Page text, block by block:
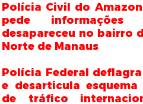
Polícia Civil do
pede
desapareceu no bairro
Norte de Manaus
Polícia Federal
e desarticula
de tráfico